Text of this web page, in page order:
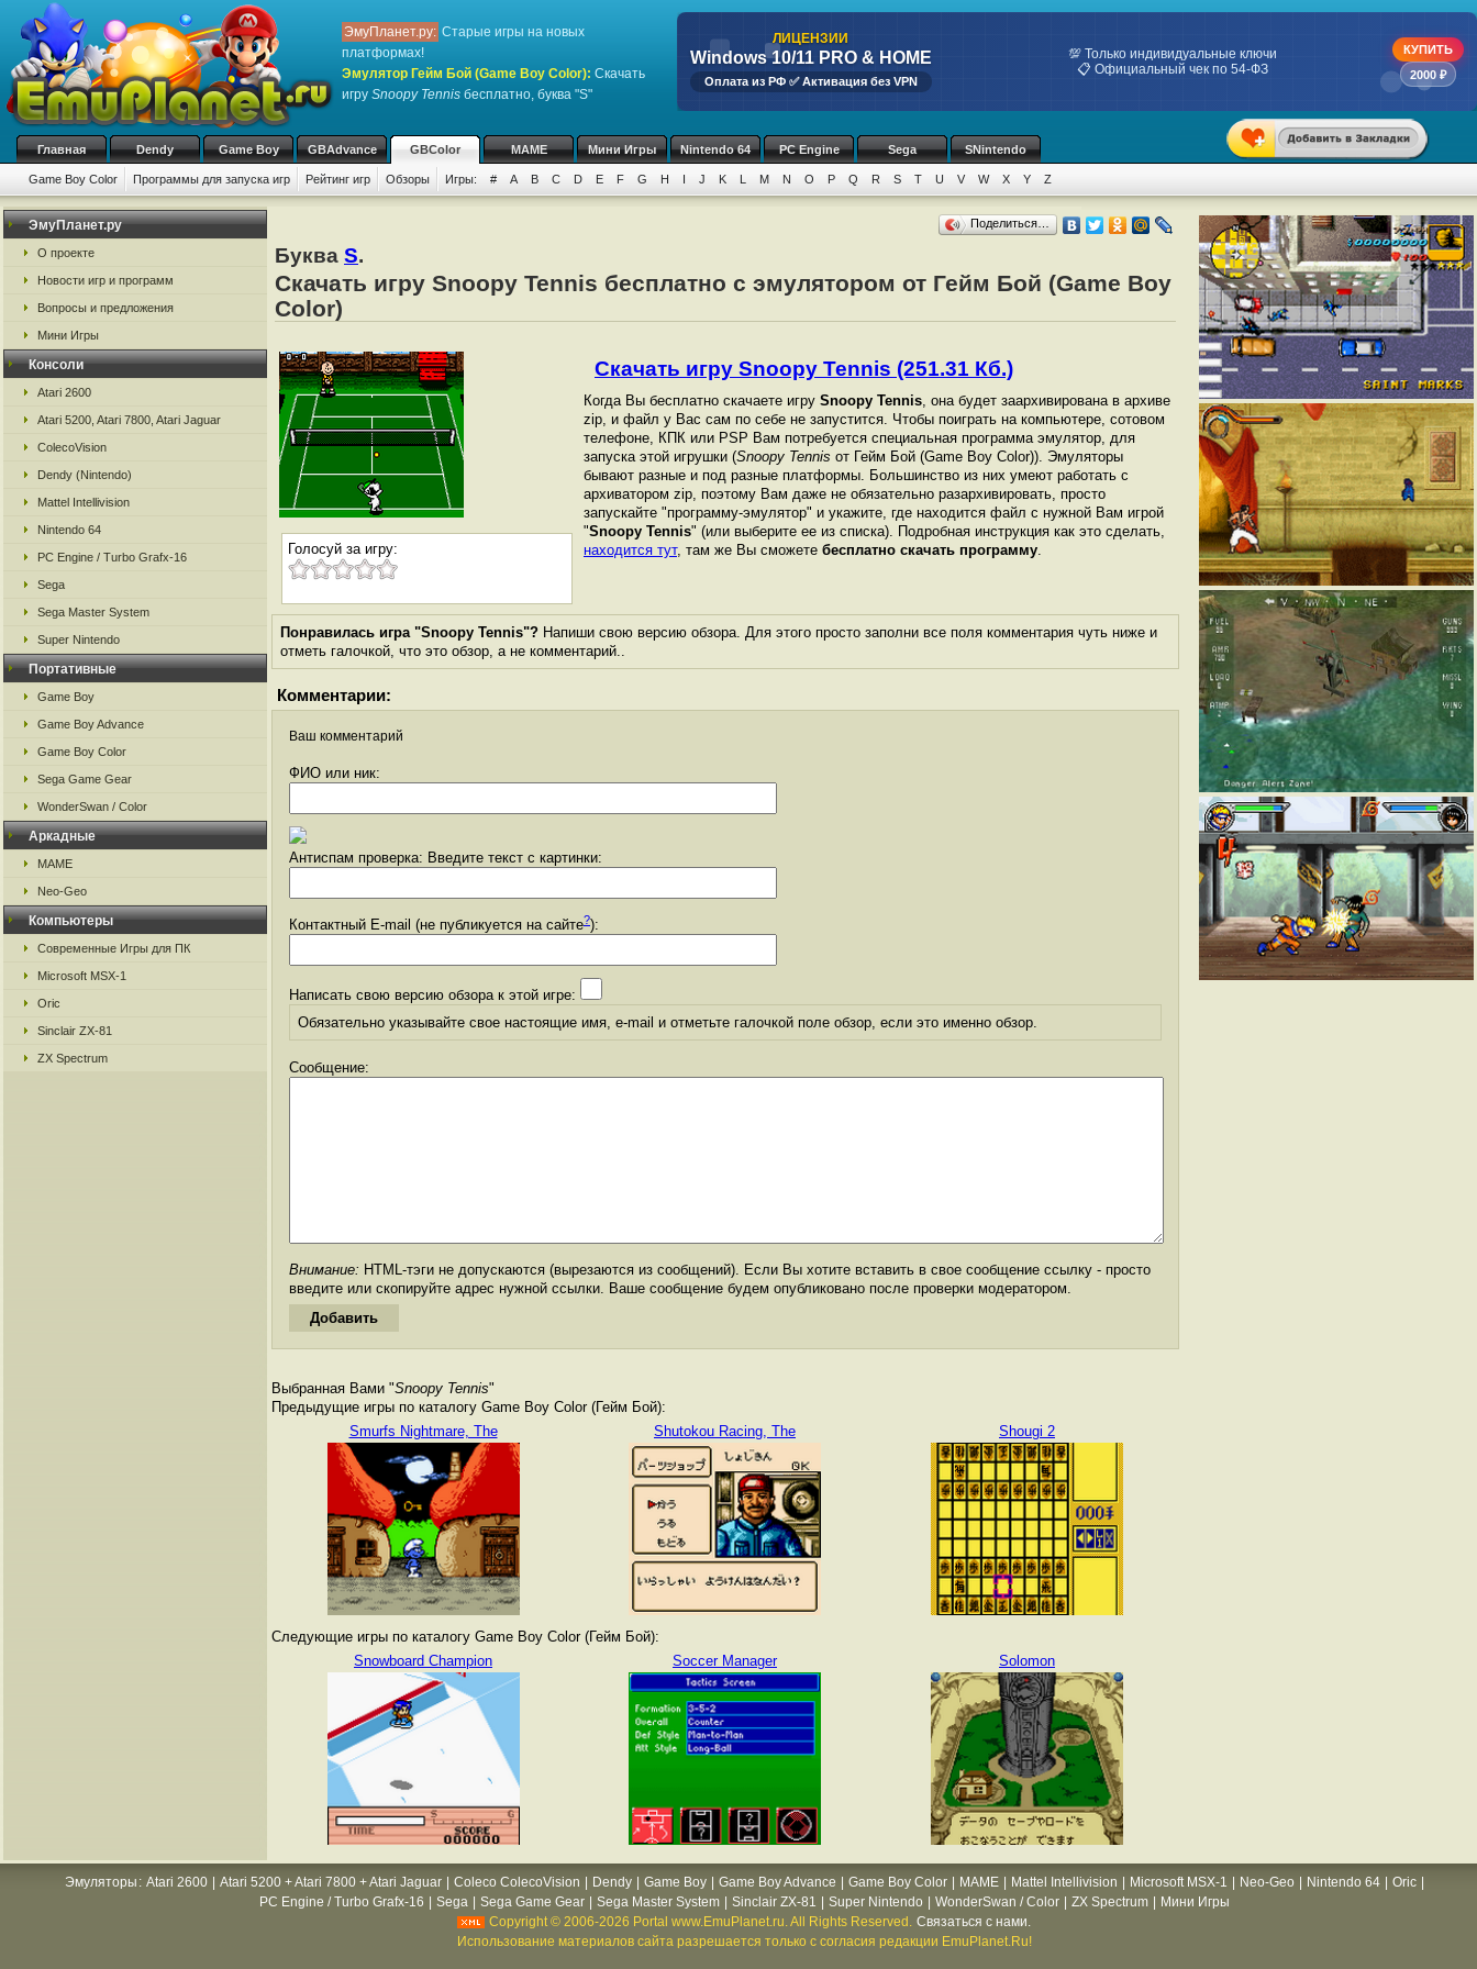
ЭмуПланет.ру: Старые игры на новых
платформах!
Эмулятор Гейм Бой (Game Boy Color): Скачать
игру Snoopy Tennis бесплатно, буква "S"
ЛИЦЕНЗИИ
Windows 10/11 PRO & HOME
Оплата из РФ ✅ Активация без VPN
💯 Только индивидуальные ключи
📋 Официальный чек по 54-ФЗ
КУПИТЬ
2000 ₽
Главная Dendy Game Boy GBAdvance GBColor MAME Мини Игры Nintendo 64 PC Engine Sega SNintendo
Game Boy Color Программы для запуска игр Рейтинг игр Обзоры Игры: # A B C D E F G H I J K L M N O P Q R S T U V W X Y Z
ЭмуПланет.ру
О проекте
Новости игр и программ
Вопросы и предложения
Мини Игры
Консоли
Atari 2600
Atari 5200, Atari 7800, Atari Jaguar
ColecoVision
Dendy (Nintendo)
Mattel Intellivision
Nintendo 64
PC Engine / Turbo Grafx-16
Sega
Sega Master System
Super Nintendo
Портативные
Game Boy
Game Boy Advance
Game Boy Color
Sega Game Gear
WonderSwan / Color
Аркадные
MAME
Neo-Geo
Компьютеры
Современные Игры для ПК
Microsoft MSX-1
Oric
Sinclair ZX-81
ZX Spectrum
Поделиться…
Буква S.
Скачать игру Snoopy Tennis бесплатно с эмулятором от Гейм Бой (Game Boy
Color)
Голосуй за игру:
Скачать игру Snoopy Tennis (251.31 Кб.)
Когда Вы бесплатно скачаете игру Snoopy Tennis, она будет заархивирована в архиве
zip, и файл у Вас сам по себе не запустится. Чтобы поиграть на компьютере, сотовом
телефоне, КПК или PSP Вам потребуется специальная программа эмулятор, для
запуска этой игрушки (Snoopy Tennis от Гейм Бой (Game Boy Color)). Эмуляторы
бывают разные и под разные платформы. Большинство из них умеют работать с
архиватором zip, поэтому Вам даже не обязательно разархивировать, просто
запускайте "программу-эмулятор" и укажите, где находится файл с нужной Вам игрой
"Snoopy Tennis" (или выберите ее из списка). Подробная инструкция как это сделать,
находится тут, там же Вы сможете бесплатно скачать программу.
Понравилась игра "Snoopy Tennis"? Напиши свою версию обзора. Для этого просто заполни все поля комментария чуть ниже и
отметь галочкой, что это обзор, а не комментарий..
Комментарии:
Ваш комментарий
ФИО или ник:
Антиспам проверка: Введите текст с картинки:
Контактный E-mail (не публикуется на сайте?):
Написать свою версию обзора к этой игре:
Обязательно указывайте свое настоящие имя, e-mail и отметьте галочкой поле обзор, если это именно обзор.
Сообщение:
Внимание: HTML-тэги не допускаются (вырезаются из сообщений). Если Вы хотите вставить в свое сообщение ссылку - просто
введите или скопируйте адрес нужной ссылки. Ваше сообщение будем опубликовано после проверки модератором.
Выбранная Вами "Snoopy Tennis"
Предыдущие игры по каталогу Game Boy Color (Гейм Бой):
Smurfs Nightmare, The
Shutokou Racing, The Shougi 2
Следующие игры по каталогу Game Boy Color (Гейм Бой):
Snowboard Champion
Soccer Manager Solomon
Эмуляторы : Atari 2600 Atari 5200 + Atari 7800 + Atari Jaguar Coleco ColecoVision Dendy Game Boy Game Boy Advance Game Boy Color MAME Mattel Intellivision Microsoft MSX-1 Neo-Geo Nintendo 64 Oric
PC Engine / Turbo Grafx-16
Sega Sega Game Gear Sega Master System Sinclair ZX-81 Super Nintendo WonderSwan / Color ZX Spectrum
Мини Игры
Copyright © 2006-2026 Portal www.EmuPlanet.ru. All Rights Reserved. Связаться с нами.
Использование материалов сайта разрешается только с согласия редакции EmuPlanet.Ru!